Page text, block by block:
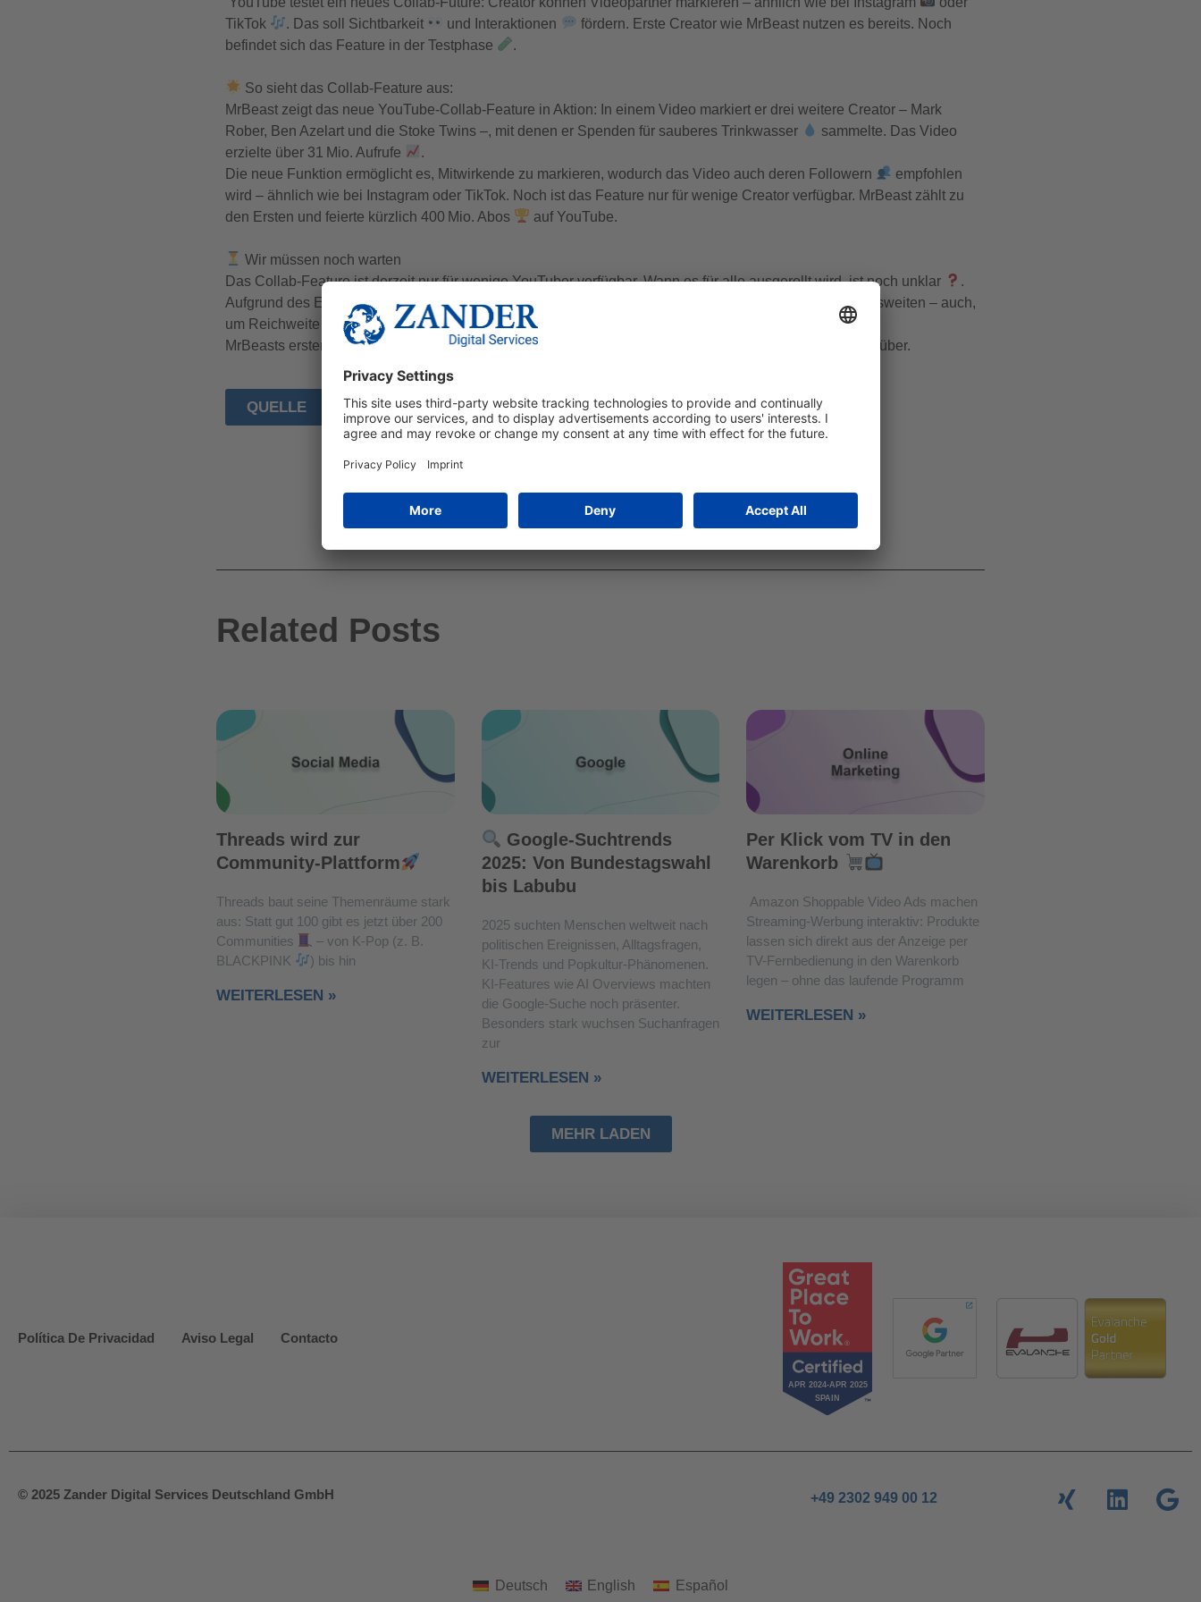
TikTok
. Das soll Sichtbarkeit und Interaktionen
fördern. Erste Creator wie MrBeast nutzen es bereits. Noch
befindet sich das Feature in der Testphase
.
So sieht das Collab-Feature aus:
MrBeast zeigt das neue YouTube-Collab-Feature in Aktion: In einem Video markiert er drei weitere Creator – Mark
Rober, Ben Azelart und die Stoke Twins –, mit denen er Spenden für sauberes Trinkwasser
sammelte. Das Video
erzielte über 31 Mio. Aufrufe
.
Die neue Funktion ermöglicht es, Mitwirkende zu markieren, wodurch das Video auch deren Followern
empfohlen
wird – ähnlich wie bei Instagram oder TikTok. Noch ist das Feature nur für wenige Creator verfügbar. MrBeast zählt zu
den Ersten und feierte kürzlich 400 Mio. Abos
auf YouTube.
Wir müssen noch warten
Das Collab-Feature ist derzeit nur für wenige YouTuber verfügbar. Wann es für alle ausgerollt wird, ist noch unklar
.
Aufgrund des Erfolgs auf Plattformen wie Instagram und TikTok dürfte YouTube den Test jedoch bald ausweiten – auch,
um Reichweite
und Monetarisierung
zu steigern.
MrBeasts erster Collab-Post sorgt bereits für Aufsehen
, unter anderem berichten Colin and Samir darüber.
QUELLE
Related Posts
Threads wird zur
Community-Plattform
Threads baut seine Themenräume stark
aus: Statt gut 100 gibt es jetzt über 200
Communities
– von K-Pop (z. B.
BLACKPINK
) bis hin
WEITERLESEN »
Google-Suchtrends
2025: Von Bundestagswahl
bis Labubu
2025 suchten Menschen weltweit nach
politischen Ereignissen, Alltagsfragen,
KI-Trends und Popkultur-Phänomenen.
KI-Features wie AI Overviews machten
die Google-Suche noch präsenter.
Besonders stark wuchsen Suchanfragen
zur
WEITERLESEN »
Per Klick vom TV in den
Warenkorb
Amazon Shoppable Video Ads machen
Streaming-Werbung interaktiv: Produkte
lassen sich direkt aus der Anzeige per
TV-Fernbedienung in den Warenkorb
legen – ohne das laufende Programm
WEITERLESEN »
MEHR LADEN
Política De Privacidad Aviso Legal Contacto
© 2025 Zander Digital Services Deutschland GmbH +49 2302 949 00 12
Deutsch English Español